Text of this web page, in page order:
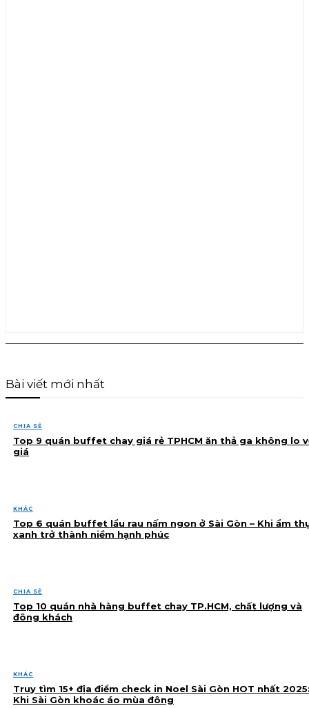
Bài viết mới nhất
CHIA SẺ
Top 9 quán buffet chay giá rẻ TPHCM ăn thả ga không lo
giá
KHÁC
Top 6 quán buffet lẩu rau nấm ngon ở Sài Gòn – Khi ẩm
xanh trở thành niềm hạnh phúc
CHIA SẺ
Top 10 quán nhà hàng buffet chay TP.HCM, chất lượng và
đông khách
KHÁC
Truy tìm 15+ địa điểm check in Noel Sài Gòn HOT nhất
Khi Sài Gòn khoác áo mùa đông